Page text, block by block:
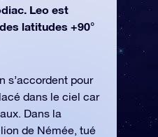
Leo est
latitudes +90°
s’accordent pour
dans le ciel car
Dans la
de Némée, tué